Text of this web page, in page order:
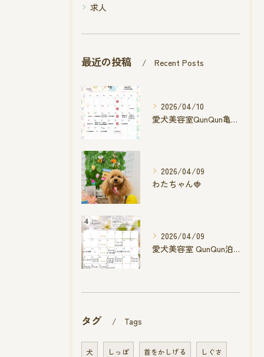
求人
最近の投稿 Recent Posts
2026/04/10
愛犬美容室QunQun亀山エコー店
2026/04/09
わたちゃん🍓
2026/04/09
愛犬美容室 QunQun泊店 4月空き状況です
タグ Tags
犬 しっぽ 首をかしげる しぐさ